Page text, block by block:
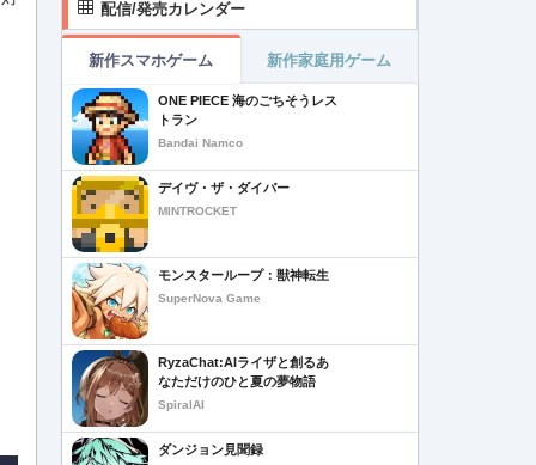
配信/発売カレンダー
新作スマホゲーム 新作家庭用ゲーム
ONE PIECE 海のごちそうレス
トラン
Bandai Namco
デイヴ・ザ・ダイバー
MINTROCKET
モンスターループ：獣神転生
SuperNova Game
RyzaChat:AIライザと創るあ
なただけのひと夏の夢物語
SpiralAI
ダンジョン見聞録